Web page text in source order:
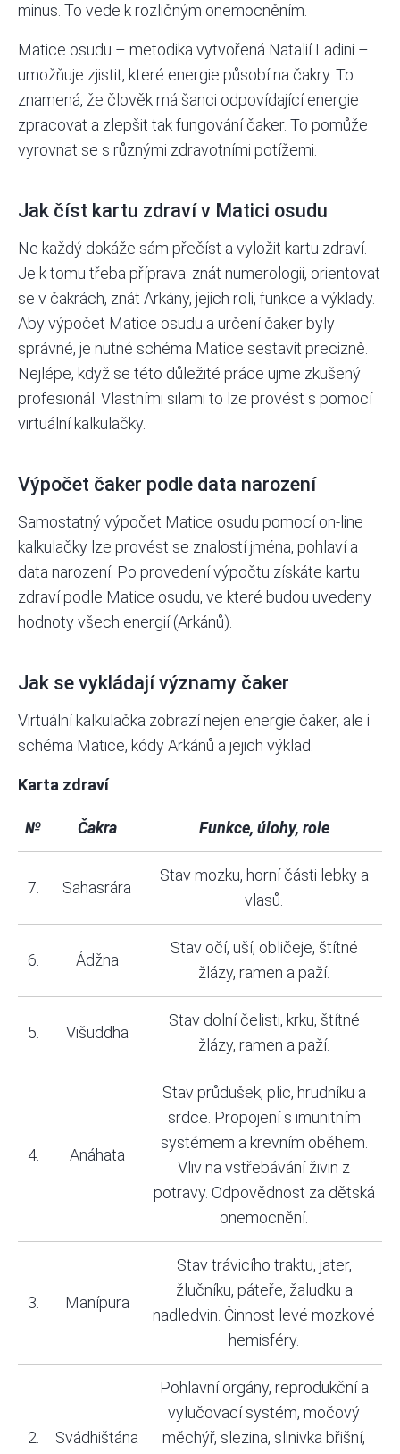
minus. To vede k rozličným onemocněním.
Matice osudu – metodika vytvořená Natalií Ladini –
umožňuje zjistit, které energie působí na čakry. To
znamená, že člověk má šanci odpovídající energie
zpracovat a zlepšit tak fungování čaker. To pomůže
vyrovnat se s různými zdravotními potížemi.
Jak číst kartu zdraví v Matici osudu
Ne každý dokáže sám přečíst a vyložit kartu zdraví.
Je k tomu třeba příprava: znát numerologii, orientovat
se v čakrách, znát Arkány, jejich roli, funkce a výklady.
Aby výpočet Matice osudu a určení čaker byly
správné, je nutné schéma Matice sestavit precizně.
Nejlépe, když se této důležité práce ujme zkušený
profesionál. Vlastními silami to lze provést s pomocí
virtuální kalkulačky.
Výpočet čaker podle data narození
Samostatný výpočet Matice osudu pomocí on-line
kalkulačky lze provést se znalostí jména, pohlaví a
data narození. Po provedení výpočtu získáte kartu
zdraví podle Matice osudu, ve které budou uvedeny
hodnoty všech energií (Arkánů).
Jak se vykládají významy čaker
Virtuální kalkulačka zobrazí nejen energie čaker, ale i
schéma Matice, kódy Arkánů a jejich výklad.
Karta zdraví
№ Čakra Funkce, úlohy, role
7. Sahasrára
Stav mozku, horní části lebky a
vlasů.
6. Ádžna
Stav očí, uší, obličeje, štítné
žlázy, ramen a paží.
5. Višuddha
Stav dolní čelisti, krku, štítné
žlázy, ramen a paží.
4. Anáhata
Stav průdušek, plic, hrudníku a
srdce. Propojení s imunitním
systémem a krevním oběhem.
Vliv na vstřebávání živin z
potravy. Odpovědnost za dětská
onemocnění.
3. Manípura
Stav trávicího traktu, jater,
žlučníku, páteře, žaludku a
nadledvin. Činnost levé mozkové
hemisféry.
2. Svádhištána
Pohlavní orgány, reprodukční a
vylučovací systém, močový
měchýř, slezina, slinivka břišní,